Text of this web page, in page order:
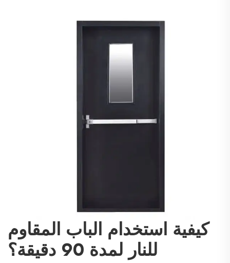
كيفية استخدام الباب المقاوم
للنار لمدة 90 دقيقة؟